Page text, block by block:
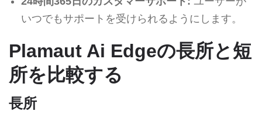
いつでもサポートを受けられるようにします。
Plamaut Ai Edgeの長所と短
所を比較する
長所